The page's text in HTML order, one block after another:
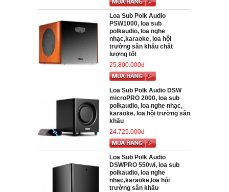
Loa Sub Polk Audio
PSW1000, loa sub
polkaudio, loa nghe
nhạc,karaoke, loa hội
trường sân khấu chất
lượng tốt
25.800.000đ
Loa Sub Polk Audio DSW
microPRO 2000, loa sub
polkaudio, loa nghe nhạc,
karaoke, loa hội trường sân
khấu
24.725.000đ
Loa Sub Polk Audio
DSWPRO 550wi, loa sub
polkaudio, loa nghe
nhạc,karaoke,loa hội
trường sân khấu